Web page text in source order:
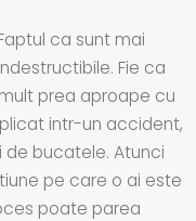
ca sunt mai
Fie ca
prea aproape cu
intr-un accident,
de bucatele. Atunci
pe care o ai este
poate parea